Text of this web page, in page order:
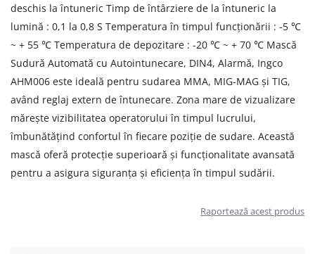
deschis la întuneric Timp de întârziere de la întuneric la
lumină : 0,1 la 0,8 S Temperatura în timpul funcționării : -5 ℃
~ + 55 ℃ Temperatura de depozitare : -20 ℃ ~ + 70 ℃ Mască
Sudură Automată cu Autointunecare, DIN4, Alarmă, Ingco
AHM006 este ideală pentru sudarea MMA, MIG-MAG și TIG,
având reglaj extern de întunecare. Zona mare de vizualizare
mărește vizibilitatea operatorului în timpul lucrului,
îmbunătățind confortul în fiecare poziție de sudare. Această
mască oferă protecție superioară și funcționalitate avansată
pentru a asigura siguranța și eficiența în timpul sudării.
Raportează acest produs